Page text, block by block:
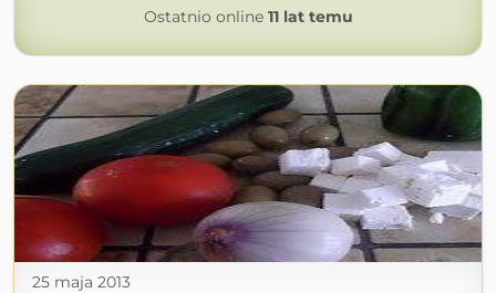
Ostatnio online 11 lat temu
25 maja 2013